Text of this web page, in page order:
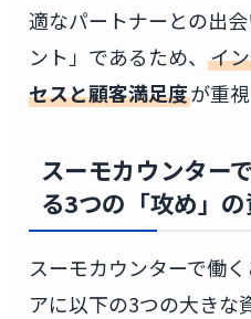
適なパートナーとの出
ント」であるため、 イ
セスと顧客満足度が重
スーモカウンター
る3つの「攻め」
スーモカウンターで働
アに以下の3つの大きな